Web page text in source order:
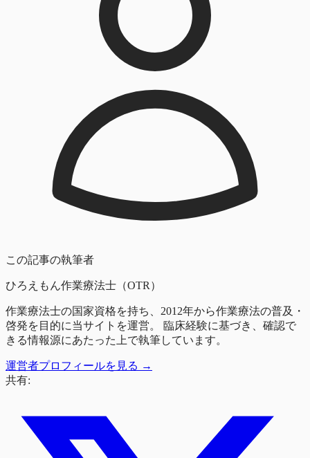
この記事の執筆者
ひろえもん作業療法士（OTR）
作業療法士の国家資格を持ち、2012年から作業療法の普及・
啓発を目的に当サイトを運営。 臨床経験に基づき、確認で
きる情報源にあたった上で執筆しています。
運営者プロフィールを見る →
共有: